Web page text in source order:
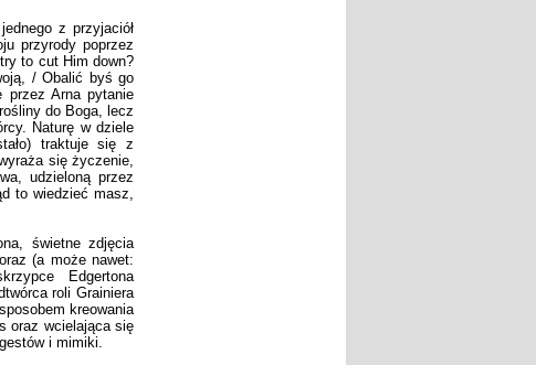
z przyjaciół
przyrody poprzez
to cut Him down?
/ Obalić byś go
przez Arna pytanie
do Boga, lecz
Naturę w dziele
traktuje się z
się życzenie,
udzieloną przez
to wiedzieć masz,
świetne zdjęcia
(a może nawet:
Edgertona
roli Grainiera
kreowania
oraz wcielająca się
i mimiki.